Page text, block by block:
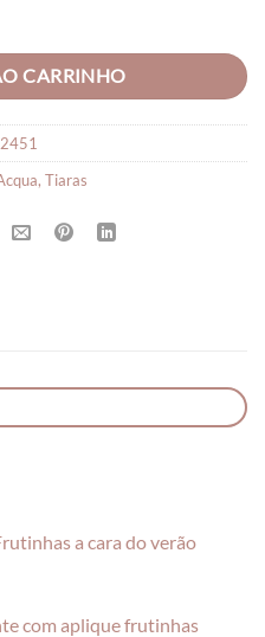
quantidade
CARRINHO
2451
, Tiaras
a cara do verão
com aplique frutinhas